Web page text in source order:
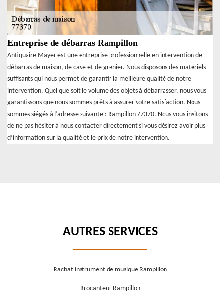
Entreprise de débarras Rampillon
Antiquaire Mayer est une entreprise professionnelle en intervention de
débarras de maison, de cave et de grenier. Nous disposons des matériels
suffisants qui nous permet de garantir la meilleure qualité de notre
intervention. Quel que soit le volume des objets à débarrasser, nous vous
garantissons que nous sommes prêts à assurer votre satisfaction. Nous
sommes siégés à l’adresse suivante : Rampillon 77370. Nous vous invitons
de ne pas hésiter à nous contacter directement si vous désirez avoir plus
d’information sur la qualité et le prix de notre intervention.
AUTRES SERVICES
Rachat instrument de musique Rampillon
Brocanteur Rampillon